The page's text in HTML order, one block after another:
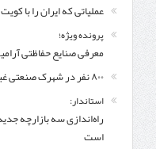
عملیاتی که ایران را با
پرونده ویژه؛
معرفی صنایع حفاظتی
۸۰۰ نفر در شهرک صنعتی غیردولتی حدید مبتکران اردبیل اشتغال یافتند
استاندار:
راه‌اندازی سه بازارچه
است